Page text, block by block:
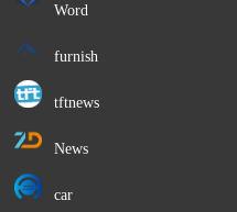
Word
furnish
tftnews
News
car